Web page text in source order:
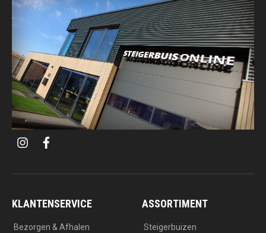
i
t
a
f
e
k
KLANTENSERVICE
Bezorgen & Afhalen
ASSORTIMENT
Steigerbuizen